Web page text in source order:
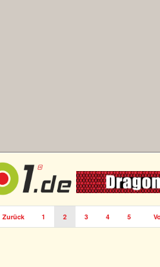
Zurück 1 2 3 4 5